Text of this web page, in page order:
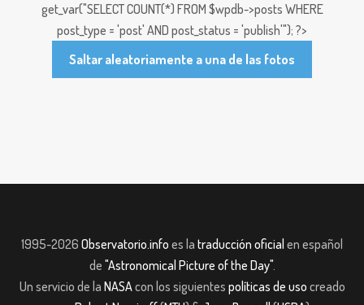
get_var("SELECT COUNT(*) FROM $wpdb->posts WHERE
post_type = 'post' AND post_status = 'publish'"); ?>
Saltar aleatoriamente a una de las fotos
1995-2026 Observatorio.info es la traducción oficial en español
de "Astronomical Picture of the Day".
Un servicio de la NASAcon los siguientes políticas de uso creado